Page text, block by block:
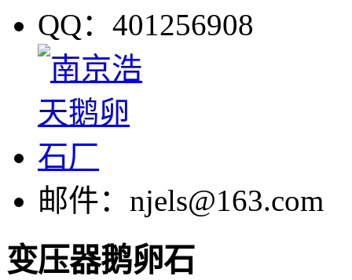
QQ：401256908
邮件：njels@163.com
变压器鹅卵石